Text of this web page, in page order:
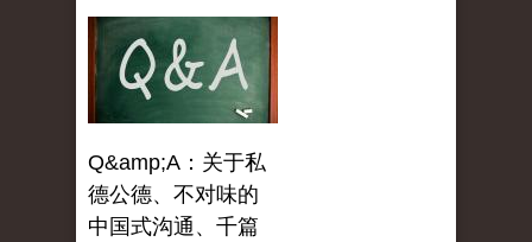
Q&amp;A：关于私
德公德、不对味的
中国式沟通、千篇